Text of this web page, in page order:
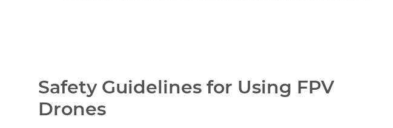
Safety Guidelines for Using FPV
Drones